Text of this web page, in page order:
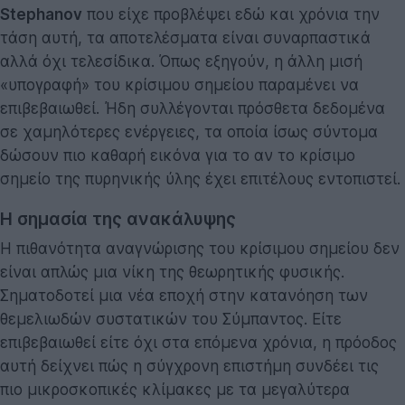
Stephanov που είχε προβλέψει εδώ και χρόνια την
τάση αυτή, τα αποτελέσματα είναι συναρπαστικά
αλλά όχι τελεσίδικα. Όπως εξηγούν, η άλλη μισή
«υπογραφή» του κρίσιμου σημείου παραμένει να
επιβεβαιωθεί. Ήδη συλλέγονται πρόσθετα δεδομένα
σε χαμηλότερες ενέργειες, τα οποία ίσως σύντομα
δώσουν πιο καθαρή εικόνα για το αν το κρίσιμο
σημείο της πυρηνικής ύλης έχει επιτέλους εντοπιστεί.
Η σημασία της ανακάλυψης
Η πιθανότητα αναγνώρισης του κρίσιμου σημείου δεν
είναι απλώς μια νίκη της θεωρητικής φυσικής.
Σηματοδοτεί μια νέα εποχή στην κατανόηση των
θεμελιωδών συστατικών του Σύμπαντος. Είτε
επιβεβαιωθεί είτε όχι στα επόμενα χρόνια, η πρόοδος
αυτή δείχνει πώς η σύγχρονη επιστήμη συνδέει τις
πιο μικροσκοπικές κλίμακες με τα μεγαλύτερα